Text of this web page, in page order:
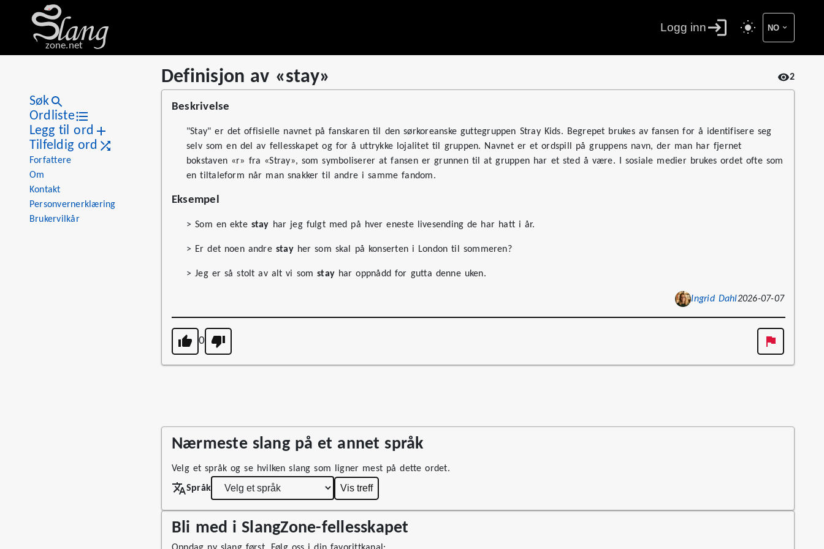
zone.net
Logg inn NO
Søk
Ordliste
Legg til ord
Tilfeldig ord
Forfattere
Om
Kontakt
Personvernerklæring
Brukervilkår
Definisjon av «stay»
2
Definisjon av «stay»
Stat
Value
Views
2
Definitions 1
First seen
2026
Beskrivelse
"Stay" er det offisielle navnet på fanskaren til den sørkoreanske guttegruppen Stray Kids. Begrepet brukes av fansen for å identifisere seg
selv som en del av fellesskapet og for å uttrykke lojalitet til gruppen. Navnet er et ordspill på gruppens navn, der man har fjernet
bokstaven «r» fra «Stray», som symboliserer at fansen er grunnen til at gruppen har et sted å være. I sosiale medier brukes ordet ofte som
en tiltaleform når man snakker til andre i samme fandom.
Eksempel
> Som en ekte stay har jeg fulgt med på hver eneste livesending de har hatt i år.
> Er det noen andre stayher som skal på konserten i London til sommeren?
> Jeg er så stolt av alt vi somstay har oppnådd for gutta denne uken.
Ingrid Dahl2026-07-07
0
Nærmeste slang på et annet språk
Velg et språk og se hvilken slang som ligner mest på dette ordet.
Språk
Vis treff
Bli med i SlangZone-fellesskapet